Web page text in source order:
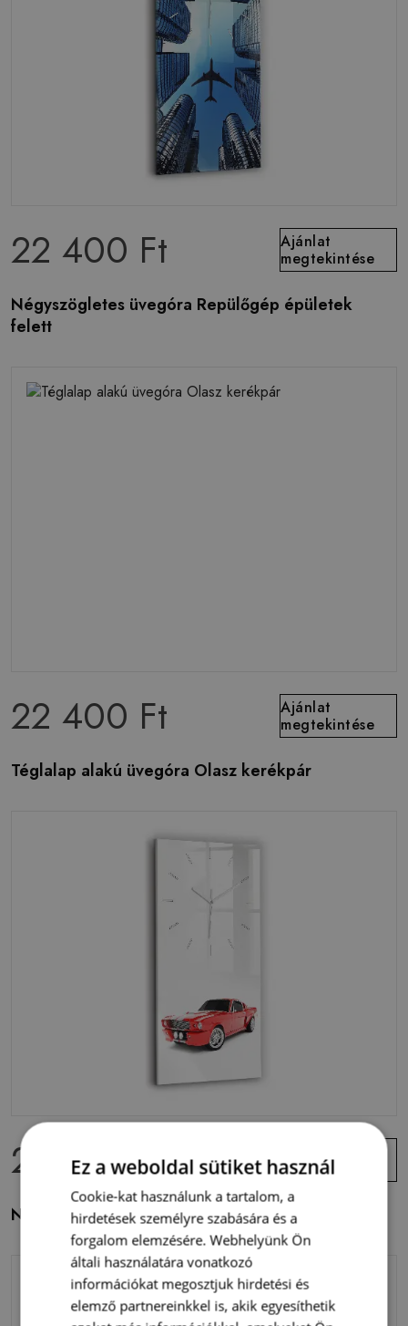
22 400 Ft
Ajánlat
megtekintése
Négyszögletes üvegóra Repülőgép épületek
felett
22 400 Ft
Ajánlat
megtekintése
Téglalap alakú üvegóra Olasz kerékpár
22 400 Ft
megtekintése
Négyszögletes üvegóra Sportkocsi
Ez a weboldal sütiket használ
Cookie-kat használunk a tartalom, a
hirdetések személyre szabására és a
forgalom elemzésére. Webhelyünk Ön
általi használatára vonatkozó
információkat megosztjuk hirdetési és
elemző partnereinkkel is, akik egyesíthetik